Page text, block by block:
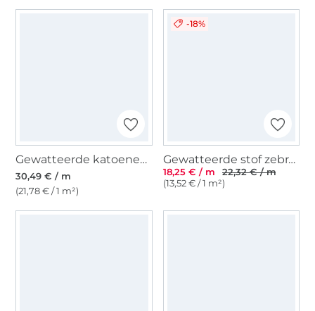
Gewatteerde katoenen stof batik denim Fibre Mood, blauw
30,49 € / m
(21,78 € / 1 m²)
-18%
Gewatteerde stof zebra, crèmekleurig
18,25 € / m
22,32 € / m
(13,52 € / 1 m²)